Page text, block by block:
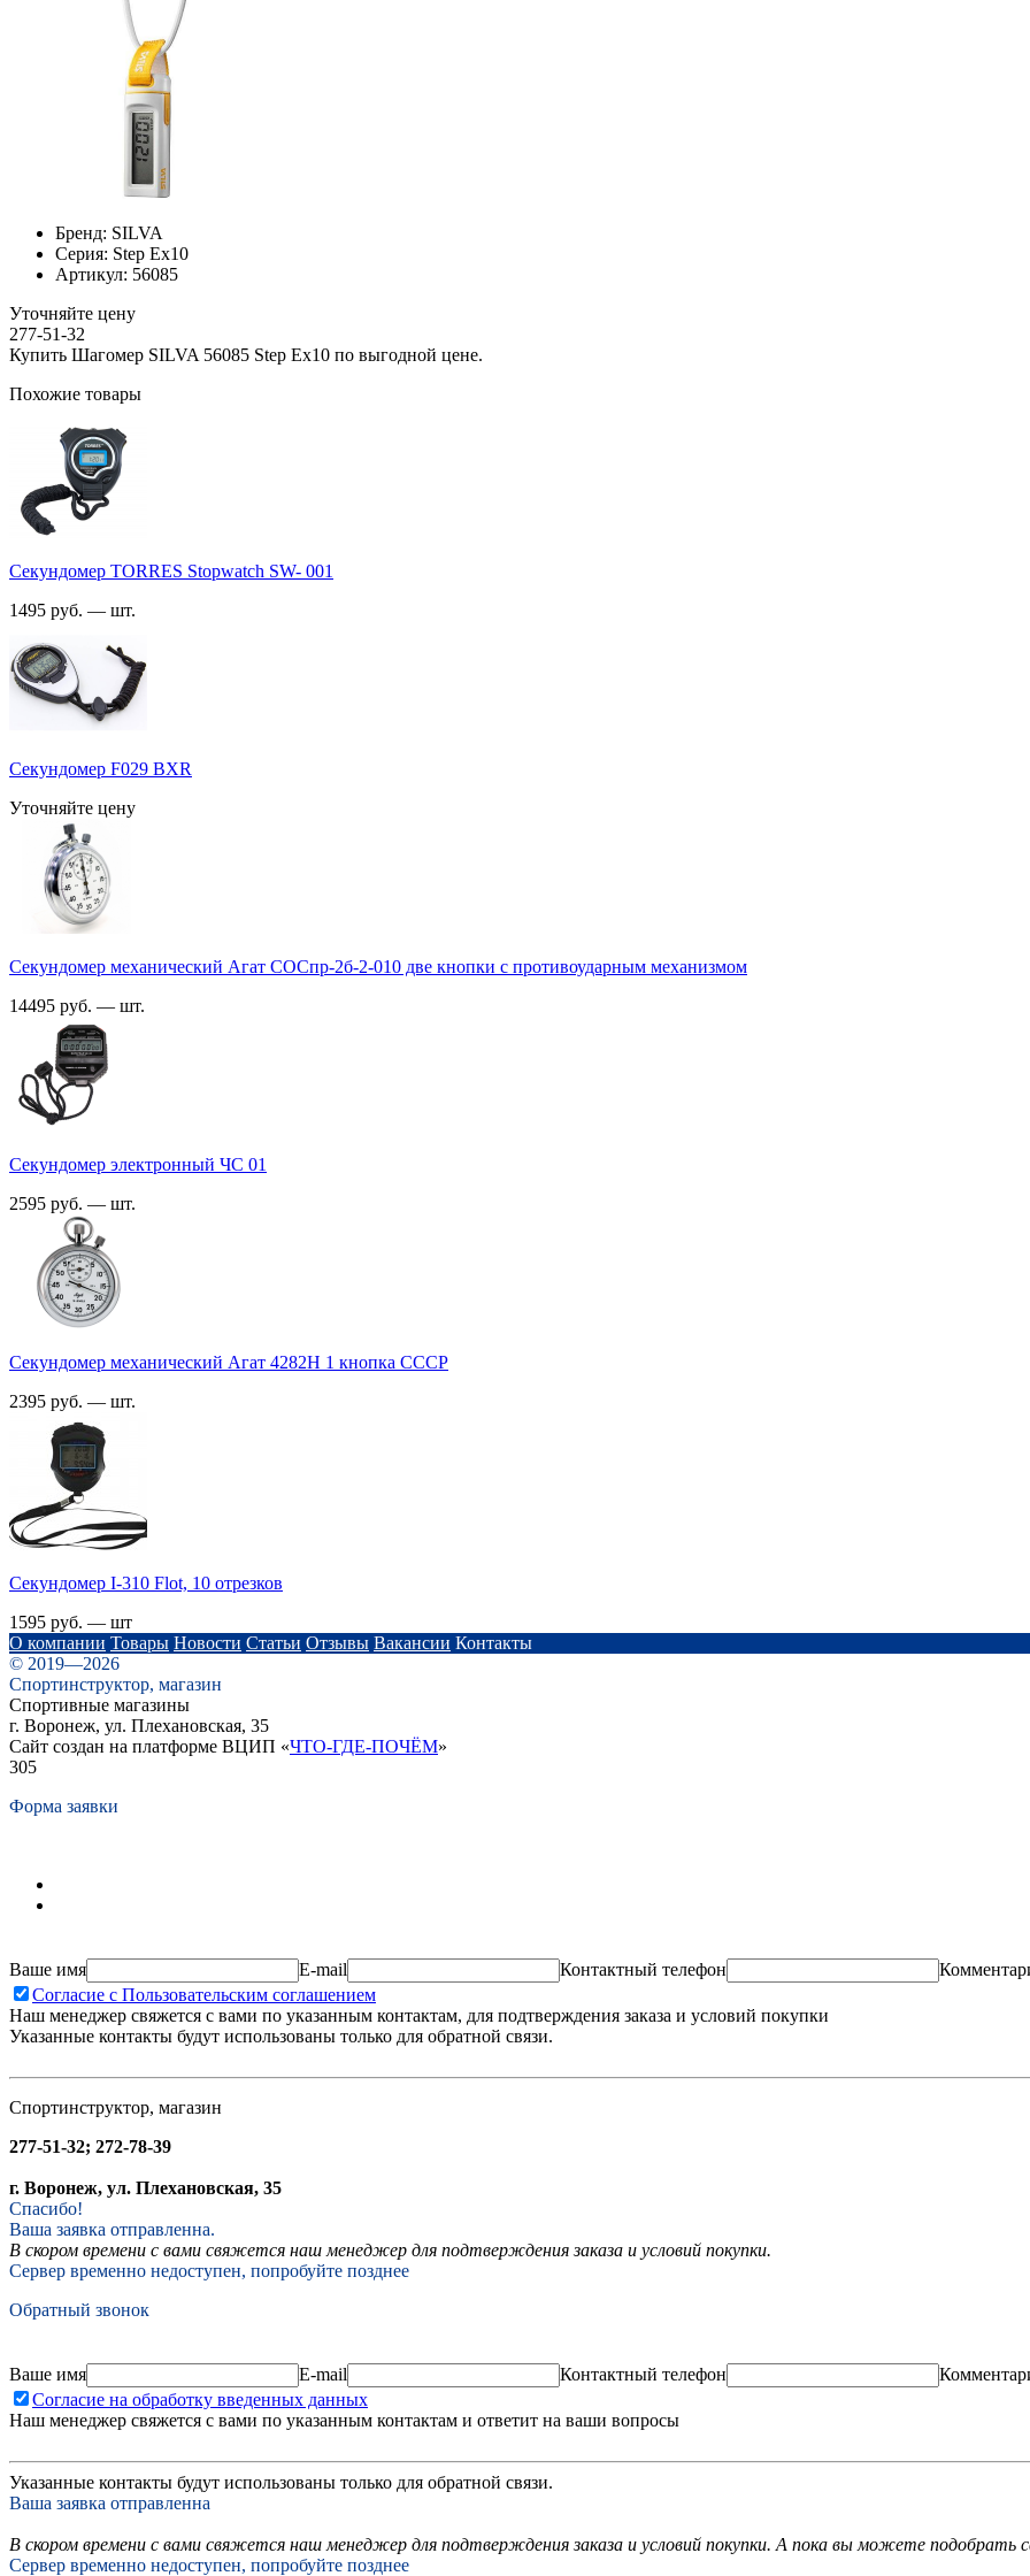
Бренд: SILVA
Серия: Step Ex10
Артикул: 56085
Уточняйте цену
277-51-32
Купить Шагомер SILVA 56085 Step Ex10 по выгодной цене.
Похожие товары
Секундомер TORRES Stopwatch SW- 001
1495 руб. — шт.
Секундомер F029 BXR
Уточняйте цену
Секундомер механический Агат СОСпр-2б-2-010 две кнопки с противоударным механизмом
14495 руб. — шт.
Секундомер электронный ЧС 01
2595 руб. — шт.
Секундомер механический Агат 4282H 1 кнопка СССР
2395 руб. — шт.
Cекундомер I-310 Flot, 10 отрезков
1595 руб. — шт
О компании Товары Новости Статьи Отзывы Вакансии Контакты
© 2019—2026
Спортинструктор, магазин
Спортивные магазины
г. Воронеж, ул. Плехановская, 35
Сайт создан на платформе ВЦИП «ЧТО-ГДЕ-ПОЧЁМ»
305
Форма заявки
Ваше имя E-mail Контактный телефон
Согласие с Пользовательским соглашением
Наш менеджер свяжется с вами по указанным контактам, для подтверждения заказа и условий покупки
Указанные контакты будут использованы только для обратной связи.
Спортинструктор, магазин
277-51-32; 272-78-39
г. Воронеж, ул. Плехановская, 35
Спасибо!
Ваша заявка отправленна.
В скором времени с вами свяжется наш менеджер для подтверждения заказа и условий покупки.
Сервер временно недоступен, попробуйте позднее
Обратный звонок
Ваше имя E-mail Контактный телефон
Согласие на обработку введенных данных
Наш менеджер свяжется с вами по указанным контактам и ответит на ваши вопросы
Указанные контакты будут использованы только для обратной связи.
Ваша заявка отправленна
В скором времени с вами свяжется наш менеджер для подтверждения заказа и условий покупки. А пока вы можете подобрать
Сервер временно недоступен, попробуйте позднее